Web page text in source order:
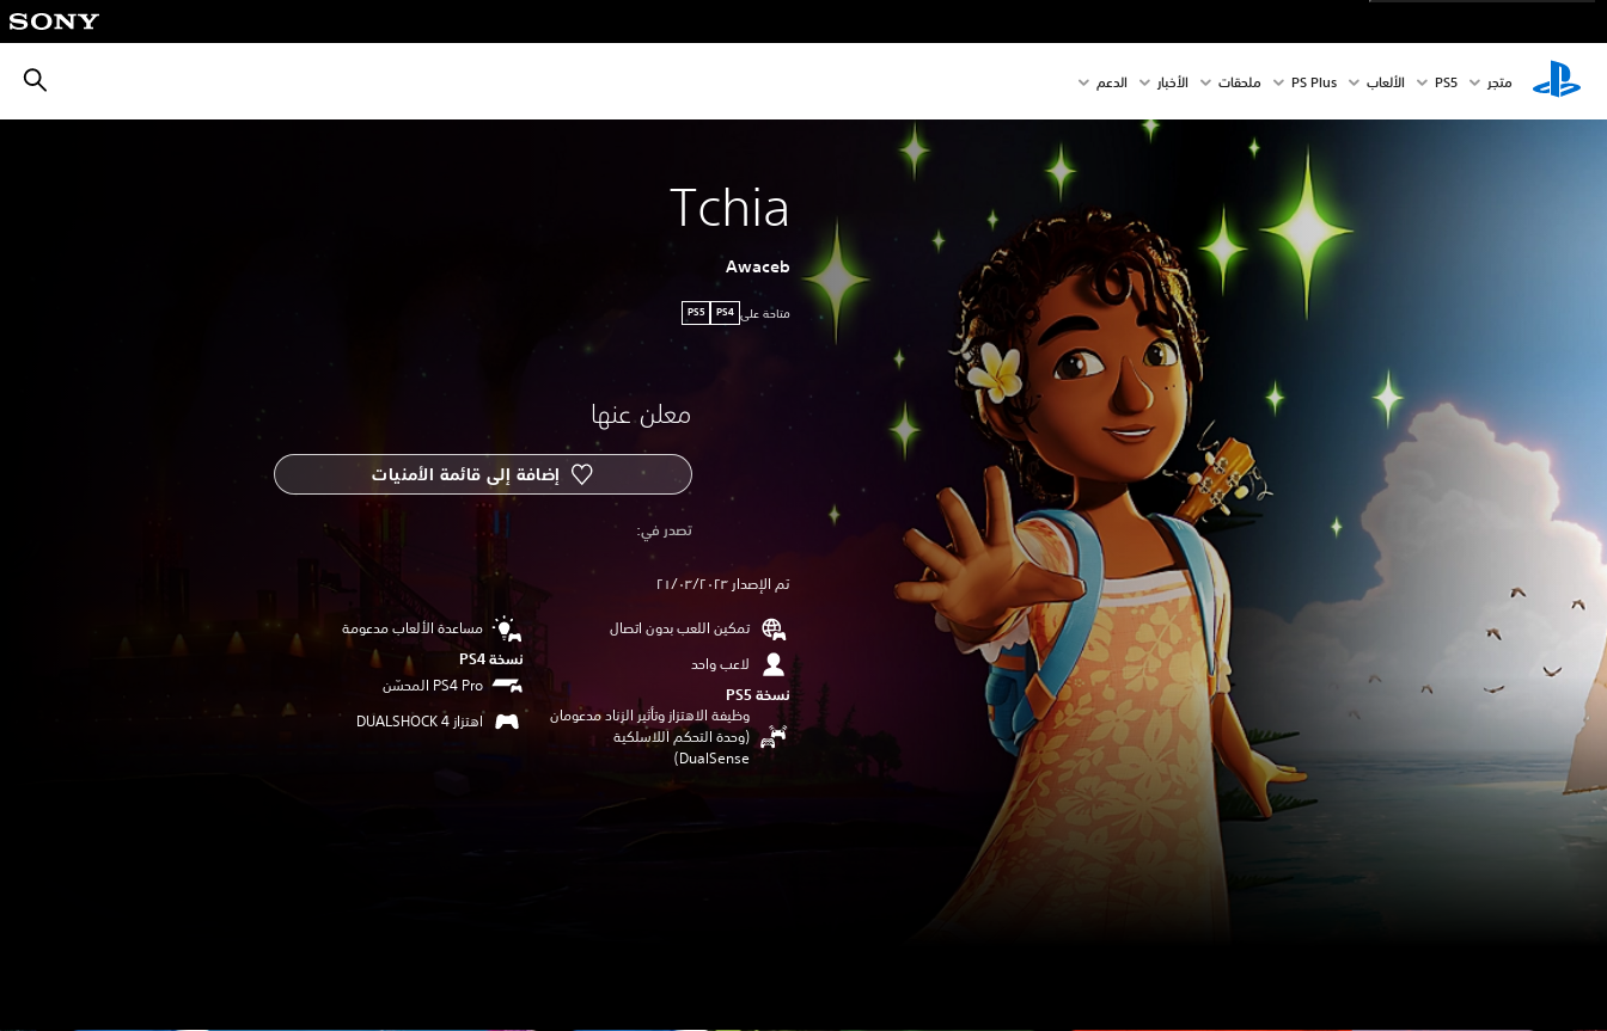
متجر PS5‏ الألعاب PS Plus ملحقات الأخبار الدعم
Tchia
Awaceb
متاحة على PS4
PS5
معلن عنها
إضافة إلى قائمة الأمنيات
‏تصدر في: ‏
تم الإصدار ٢١/٠٣/٢٠٢٣
تمكين اللعب بدون اتصال
لاعب واحد
نسخة PS5‏
وظيفة الاهتزاز وتأثير الزناد مدعومان
(وحدة التحكم اللاسلكية
DualSense‏)
مساعدة الألعاب مدعومة
نسخة PS4‏
اهتزاز DUALSHOCK 4‏